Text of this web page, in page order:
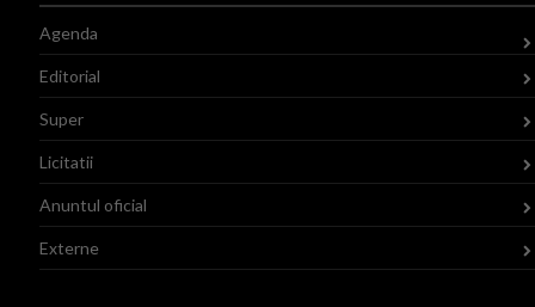
Agenda
Editorial
Super
Licitatii
Anuntul oficial
Externe